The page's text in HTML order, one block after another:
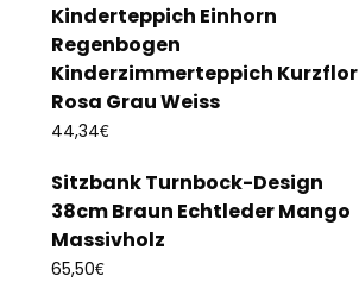
Kinderteppich Einhorn
Regenbogen
Kinderzimmerteppich Kurzflor
Rosa Grau Weiss
44,34€
Sitzbank Turnbock-Design
38cm Braun Echtleder Mango
Massivholz
65,50€